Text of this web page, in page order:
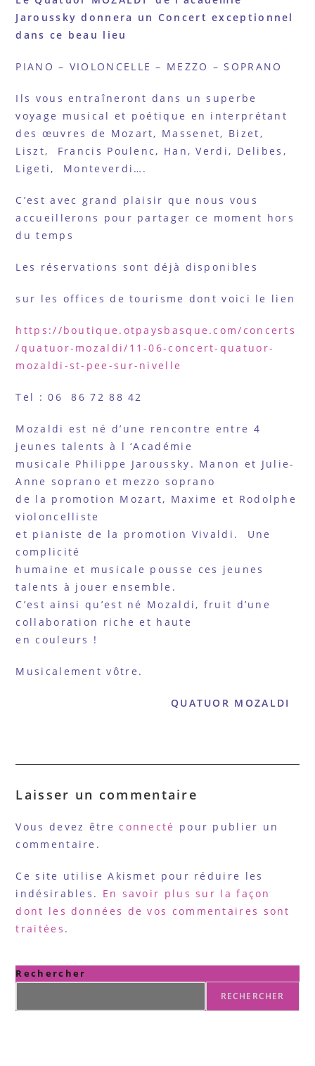
Jaroussky donnera un Concert exceptionnel
dans ce beau lieu
PIANO – VIOLONCELLE – MEZZO – SOPRANO
Ils vous entraîneront dans un superbe
voyage musical et poétique en interprétant
des œuvres de Mozart, Massenet, Bizet,
Liszt, Francis Poulenc, Han, Verdi, Delibes,
Ligeti, Monteverdi….
C’est avec grand plaisir que nous vous
accueillerons pour partager ce moment hors
du temps
Les réservations sont déjà disponibles
sur les offices de tourisme dont voici le lien
https://boutique.otpaysbasque.com/concerts
/quatuor-mozaldi/11-06-concert-quatuor-
mozaldi-st-pee-sur-nivelle
Tel : 06 86 72 88 42
Mozaldi est né d’une rencontre entre 4
jeunes talents à l ‘Académie
musicale Philippe Jaroussky. Manon et Julie-
Anne soprano et mezzo soprano
de la promotion Mozart, Maxime et Rodolphe
violoncelliste
et pianiste de la promotion Vivaldi. Une
complicité
humaine et musicale pousse ces jeunes
talents à jouer ensemble.
C’est ainsi qu’est né Mozaldi, fruit d’une
collaboration riche et haute
en couleurs !
Musicalement vôtre.
QUATUOR MOZALDI
Laisser un commentaire
Vous devez êtreconnecté pour publier un
commentaire.
Ce site utilise Akismet pour réduire les
indésirables. En savoir plus sur la façon
dont les données de vos commentaires sont
traitées .
Rechercher
RECHERCHER